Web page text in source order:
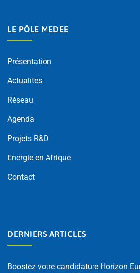
LE PÔLE MEDEE
Présentation
Actualités
Réseau
Agenda
Projets R&D
Energie en Afrique
Contact
DERNIERS ARTICLES
Boostez votre candidature Horizon